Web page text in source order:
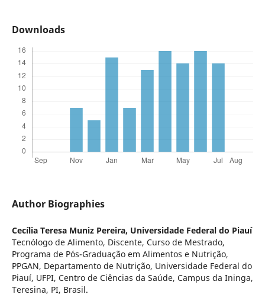
Downloads
Author Biographies
Cecília Teresa Muniz Pereira, Universidade Federal do Piauí
Tecnólogo de Alimento, Discente, Curso de Mestrado,
Programa de Pós-Graduação em Alimentos e Nutrição,
PPGAN, Departamento de Nutrição, Universidade Federal do
Piauí, UFPI, Centro de Ciências da Saúde, Campus da Ininga,
Teresina, PI, Brasil.